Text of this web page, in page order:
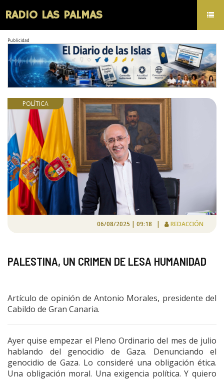
RADIO LAS PALMAS
Publicidad
POLÍTICA
06/08/2025 | 09:18 | REDACCIÓN
PALESTINA, UN CRIMEN DE LESA HUMANIDAD
Artículo de opinión de Antonio Morales, presidente del
Cabildo de Gran Canaria.
Ayer quise empezar el Pleno Ordinario del mes de julio
hablando del genocidio de Gaza. Denunciando el
genocidio de Gaza. Lo consideré una obligación ética.
Una obligación moral. Una exigencia política. Y quiero